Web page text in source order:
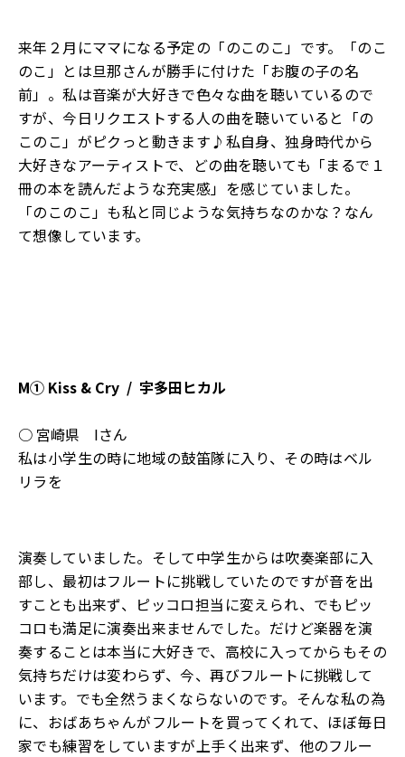
来年２月にママになる予定の「のこのこ」です。「のこ
のこ」とは旦那さんが勝手に付けた「お腹の子の名
前」。私は音楽が大好きで色々な曲を聴いているので
すが、今日リクエストする人の曲を聴いていると「の
このこ」がピクっと動きます♪私自身、独身時代から
大好きなアーティストで、どの曲を聴いても「まるで１
冊の本を読んだような充実感」を感じていました。
「のこのこ」も私と同じような気持ちなのかな？なん
て想像しています。
M① Kiss & Cry / 宇多田ヒカル
○ 宮崎県 Iさん
私は小学生の時に地域の鼓笛隊に入り、その時はベル
リラを
演奏していました。そして中学生からは吹奏楽部に入
部し、最初はフルートに挑戦していたのですが音を出
すことも出来ず、ピッコロ担当に変えられ、でもピッ
コロも満足に演奏出来ませんでした。だけど楽器を演
奏することは本当に大好きで、高校に入ってからもその
気持ちだけは変わらず、今、再びフルートに挑戦して
います。でも全然うまくならないのです。そんな私の為
に、おばあちゃんがフルートを買ってくれて、ほぼ毎日
家でも練習をしていますが上手く出来ず、他のフルー